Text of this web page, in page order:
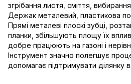
згрібання листя, сміття,
Держак металевий, пластикова
Прямі металеві плоскі зубці,
планки, збільшують площу їх
добре працюють на газоні і
Інструмент значно полегшує
допомагає підтримувати ділянку в